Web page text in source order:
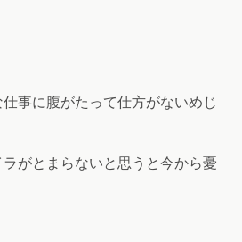
事に腹がたって仕方がないめじ
がとまらないと思うと今から憂